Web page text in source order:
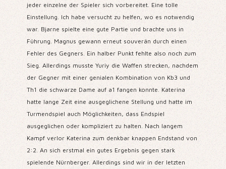
jeder einzelne der Spieler sich vorbereitet. Eine tolle
Einstellung. Ich habe versucht zu helfen, wo es notwendig
war. Bjarne spielte eine gute Partie und brachte uns in
Führung. Magnus gewann erneut souverän durch einen
Fehler des Gegners. Ein halber Punkt fehlte also noch zum
Sieg. Allerdings musste Yuriy die Waffen strecken, nachdem
der Gegner mit einer genialen Kombination von Kb3 und
Th1 die schwarze Dame auf a1 fangen konnte. Katerina
hatte lange Zeit eine ausgeglichene Stellung und hatte im
Turmendspiel auch Möglichkeiten, dass Endspiel
ausgeglichen oder kompliziert zu halten. Nach langem
Kampf verlor Katerina zum denkbar knappen Endstand von
2:2. An sich erstmal ein gutes Ergebnis gegen stark
spielende Nürnberger. Allerdings sind wir in der letzten